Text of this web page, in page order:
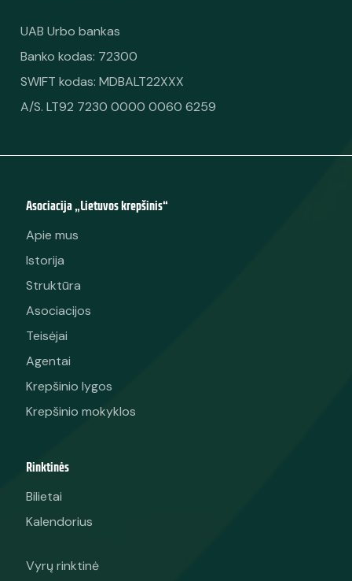
UAB Urbo bankas
Banko kodas: 72300
SWIFT kodas: MDBALT22XXX
A/S. LT92 7230 0000 0060 6259
Asociacija „Lietuvos krepšinis“
Apie mus
Istorija
Struktūra
Asociacijos
Teisėjai
Agentai
Krepšinio lygos
Krepšinio mokyklos
Rinktinės
Bilietai
Kalendorius
Vyrų rinktinė